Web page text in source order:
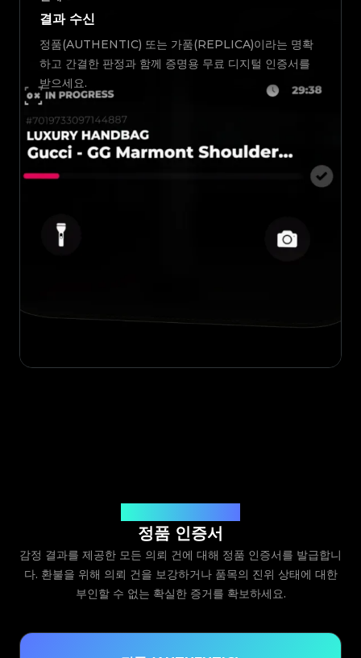
결과 수신
정품(AUTHENTIC) 또는 가품(REPLICA)이라는 명확
하고 간결한 판정과 함께 증명용 무료 디지털 인증서를
받으세요.
정품 인증서
감정 결과를 제공한 모든 의뢰 건에 대해 정품 인증서를 발급합니
다. 환불을 위해 의뢰 건을 보강하거나 품목의 진위 상태에 대한
부인할 수 없는 확실한 증거를 확보하세요.